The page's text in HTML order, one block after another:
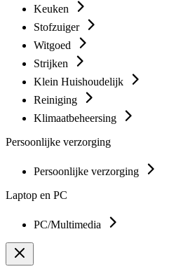
Keuken
Stofzuiger
Witgoed
Strijken
Klein Huishoudelijk
Reiniging
Klimaatbeheersing
Persoonlijke verzorging
Persoonlijke verzorging
Laptop en PC
PC/Multimedia